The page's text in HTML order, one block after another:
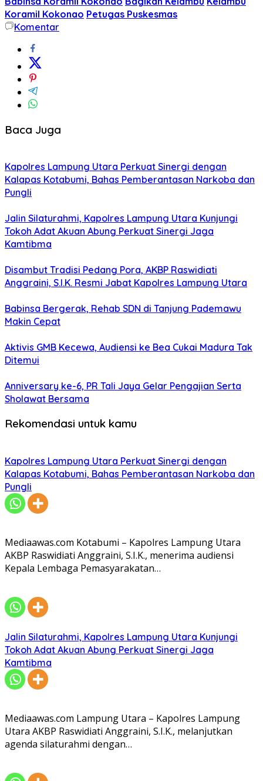
Koramil Kokonao Petugas Puskesmas
Komentar
Baca Juga
Kapolres Lampung Utara Perkuat Sinergi dengan
Kalapas Kotabumi, Bahas Pemberantasan Narkoba dan
Pungli
Jalin Silaturahmi, Kapolres Lampung Utara Kunjungi
Tokoh Adat Akuan Abung Perkuat Sinergi Jaga
Kamtibma
Disambut Tradisi Pedang Pora, AKBP Raswidiati
Anggraini, S.I.K. Resmi Jabat Kapolres Lampung Utara
Babinsa Bergerak, Rehab SDN di Tanjung Pademawu
Makin Cepat
Aktivis GMB Kecewa, Audiensi ke Bea Cukai Madura Tak
Ditemui
Anniversary ke-6, PR Tali Jaya Gelar Pengajian Serta
Sholawat Bersama
Rekomendasi untuk kamu
Kapolres Lampung Utara Perkuat Sinergi dengan
Kalapas Kotabumi, Bahas Pemberantasan Narkoba dan
Pungli
Mediaawas.com Kotabumi – Kapolres Lampung Utara
AKBP Raswidiati Anggraini, S.I.K., menerima audiensi
Kepala Lembaga Pemasyarakatan…
Jalin Silaturahmi, Kapolres Lampung Utara Kunjungi
Tokoh Adat Akuan Abung Perkuat Sinergi Jaga
Kamtibma
Mediaawas.com Lampung Utara – Kapolres Lampung
Utara AKBP Raswidiati Anggraini, S.I.K., melanjutkan
agenda silaturahmi dengan…